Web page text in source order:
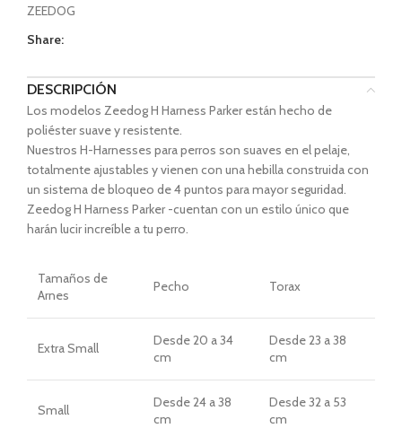
ZEEDOG
Share:
DESCRIPCIÓN
Los modelos Zeedog H Harness Parker están hecho de
poliéster suave y resistente.
Nuestros H-Harnesses para perros son suaves en el pelaje,
totalmente ajustables y vienen con una hebilla construida con
un sistema de bloqueo de 4 puntos para mayor seguridad.
Zeedog H Harness Parker -cuentan con un estilo único que
harán lucir increíble a tu perro.
Tamaños de
Arnes
Pecho Torax
Extra Small Desde20 a 34
cm
Desde23 a 38
cm
Small Desde24 a 38
cm
Desde32 a 53
cm